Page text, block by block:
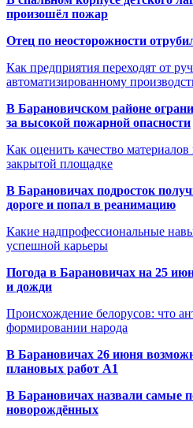
произошёл пожар
Отец по неосторожности
Как предприятия переходят от
автоматизированному
В Барановичском районе
за высокой пожарной опасности
Как оценить качество
закрытой площадке
В Барановичах подросток
дороге и попал в реанимацию
Какие надпрофессиональные
успешной карьеры
Погода в Барановичах на 25
и дожди
Происхождение белорусов: что
формировании народа
В Барановичах 26 июня
плановых работ A1
В Барановичах назвали самые
новорождённых